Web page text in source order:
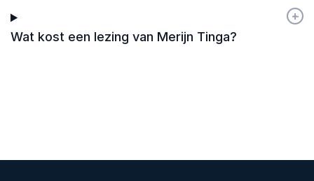
Wat kost een lezing van Merijn Tinga?
+
-